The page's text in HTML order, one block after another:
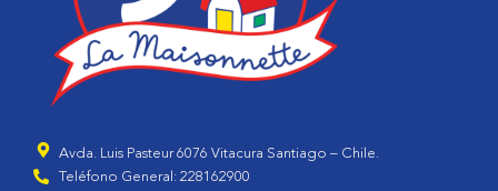
Avda. Luis Pasteur 6076 Vitacura Santiago – Chile.
Teléfono General: 228162900